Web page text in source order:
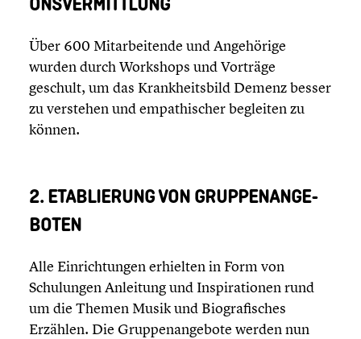
Über 600 Mitar­bei­tende und Angehö­rige
wurden durch Workshops und Vorträge
geschult, um das Krank­heits­bild Demenz besser
zu verstehen und empathi­scher begleiten zu
können.
2. ETABLIE­RUNG VON GRUPPEN­AN­GE­
BO­TEN
Alle Einrich­tun­gen erhielten in Form von
Schulun­gen Anleitung und Inspi­ra­tio­nen rund
um die Themen Musik und Biogra­fi­sches
Erzählen. Die Gruppen­an­ge­bote werden nun